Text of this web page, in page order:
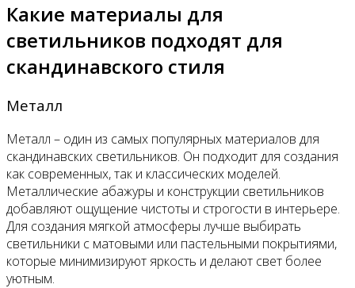
Какие материалы для
светильников подходят для
скандинавского стиля
Металл
Металл – один из самых популярных материалов для
скандинавских светильников. Он подходит для создания
как современных, так и классических моделей.
Металлические абажуры и конструкции светильников
добавляют ощущение чистоты и строгости в интерьере.
Для создания мягкой атмосферы лучше выбирать
светильники с матовыми или пастельными покрытиями,
которые минимизируют яркость и делают свет более
уютным.